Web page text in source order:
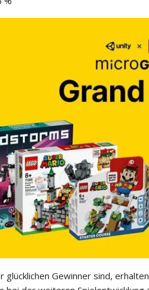
glücklichen Gewinner sind,